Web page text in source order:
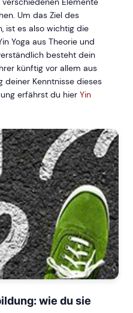
Um das Ziel des
ist es also wichtig die
Yoga aus Theorie und
besteht dein
künftig vor allem aus
deiner Kenntnisse dieses
erfährst du hier Yin
wie du sie